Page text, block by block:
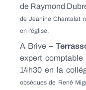
de Raymond
de Jeanine Chantalat
en l’église.
A Brive –
expert
14h30 en la
obsèques de René